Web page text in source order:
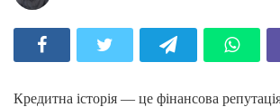
Кредитна історія — це фінансова